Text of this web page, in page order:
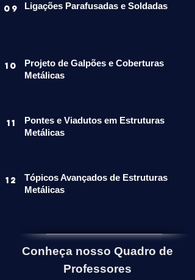
09 Ligações Parafusadas e Soldadas
10
Projeto de Galpões e Coberturas
Metálicas
11
Pontes e Viadutos em Estruturas
Metálicas
12
Tópicos Avançados de Estruturas
Metálicas
Conheça nosso Quadro de
Professores